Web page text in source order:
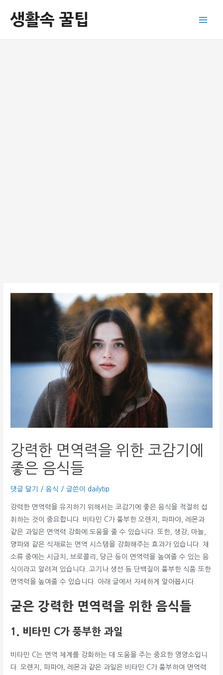
생활속 꿀팁
강력한 면역력을 위한 코감기에
좋은 음식들
댓글 달기 /음식 / 글쓴이 dailytip
강력한 면역력을 유지하기 위해서는 코감기에 좋은 음식을 적절히 섭
취하는 것이 중요합니다. 비타민 C가 풍부한 오렌지, 파파야, 레몬과
같은 과일은 면역력 강화에 도움을 줄 수 있습니다. 또한, 생강, 마늘,
양파와 같은 식재료는 면역 시스템을 강화해주는 효과가 있습니다. 채
소류 중에는 시금치, 브로콜리, 당근 등이 면역력을 높여줄 수 있는 음
식이라고 알려져 있습니다. 고기나 생선 등 단백질이 풍부한 식품 또한
면역력을 높여줄 수 있습니다. 아래 글에서 자세하게 알아봅시다.
굳은 강력한 면역력을 위한 음식들
1. 비타민 C가 풍부한 과일
비타민 C는 면역 체계를 강화하는 데 도움을 주는 중요한 영양소입니
다. 오렌지, 파파야, 레몬과 같은 과일은 비타민 C가 풍부하여 면역력